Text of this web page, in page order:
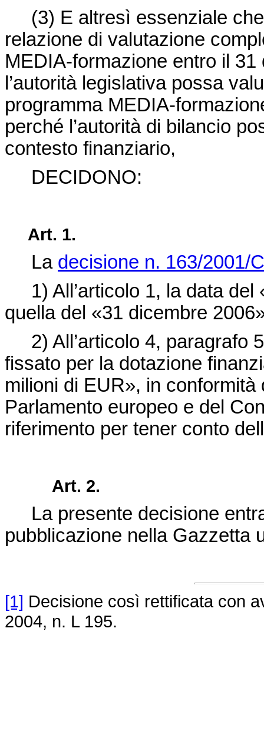
(3) E altresì essenziale
relazione di valutazione
MEDIA-formazione entro il
l’autorità legislativa possa
programma MEDIA-
perché l’autorità di bilancio
contesto finanziario,
DECIDONO:
Art. 1.
La decisione n. 163/2001/
1) All’articolo 1, la data
quella del «31 dicembre
2) All’articolo 4, paragrafo
fissato per la dotazione
milioni di EUR», in
Parlamento europeo e del
riferimento per tener conto
Art. 2.
La presente decisione
pubblicazione nella Gazzetta
[1] Decisione così rettificata con
2004, n. L 195.